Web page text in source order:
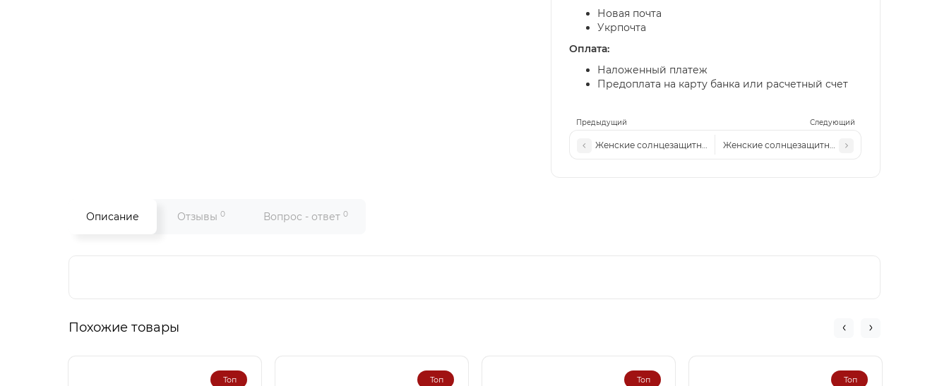
Предыдущий Следующий
Женские солнцезащитные очки Cel 2519 серыеЖенские солнцезащитные очки Cel 2519 бежевые
Новая почта
Укрпочта
Оплата:
Наложенный платеж
Предоплата на карту банка или расчетный счет
Описание Отзывы 0 Вопрос - ответ 0
Похожие товары
Топ Топ Топ Топ